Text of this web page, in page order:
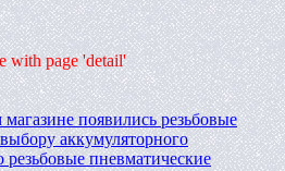
with page 'detail'
появились резьбовые
аккумуляторного
резьбовые пневматические